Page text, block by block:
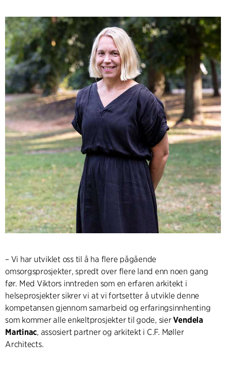
– Vi har utviklet oss til å ha flere pågående
omsorgsprosjekter, spredt over flere land enn noen gang
før. Med Viktors inntreden som en erfaren arkitekt i
helseprosjekter sikrer vi at vi fortsetter å utvikle denne
kompetansen gjennom samarbeid og erfaringsinnhenting
som kommer alle enkeltprosjekter til gode, sierVendela
Martinac, assosiert partner og arkitekt i C.F. Møller
Architects.